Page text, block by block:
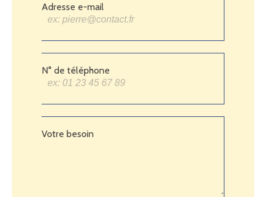
Adresse e-mail
N° de téléphone
Votre besoin